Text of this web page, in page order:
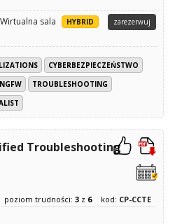
sala
HYBRID
zarezerwuj
CYBERBEZPIECZEŃSTWO
NGFW
TROUBLESHOOTING
Troubleshooting
poziom trudności: 3z 6 kod: CP-CCTE